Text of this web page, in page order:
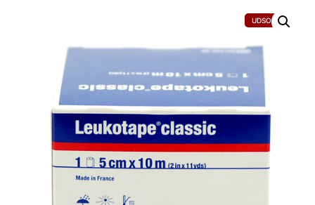
UDSOLGT